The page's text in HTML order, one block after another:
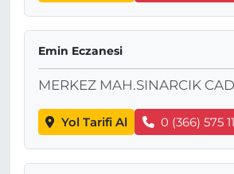
Emin Eczanesi
MERKEZ MAH.SINARCIK
Yol Tarifi Al 0 (366) 575